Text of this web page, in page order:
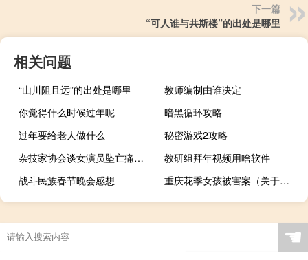
下一篇
“可人谁与共斯楼”的出处是哪里
相关问题
“山川阻且远”的出处是哪里
教师编制由谁决定
你觉得什么时候过年呢
暗黑循环攻略
过年要给老人做什么
秘密游戏2攻略
杂技家协会谈女演员坠亡痛心震惊 坠亡杂技演员疑以前表演也无安全绳子
教研组拜年视频用啥软件
战斗民族春节晚会感想
重庆花季女孩被害案（关于重庆花季女孩被害案的介绍）
☚